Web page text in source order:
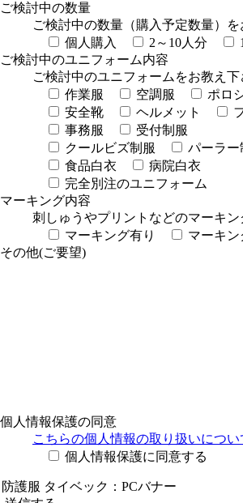
ご検討中の数量
ご検討中の数量（購入予定数量）を
個人購入
2～10人分
ご検討中のユニフォーム内容
ご検討中のユニフォームをお教え
作業服
空調服 ポロ
安全靴
ヘルメット
事務服
受付制服
クールビズ制服
パーラー
食品白衣
病院白衣
完全別注のユニフォーム
マーキング内容
刺しゅうやプリントなどのマーキン
マーキング有り
マーキン
その他(ご要望)
個人情報保護の同意
こちらの個人情報の取り扱いについ
個人情報保護に同意する